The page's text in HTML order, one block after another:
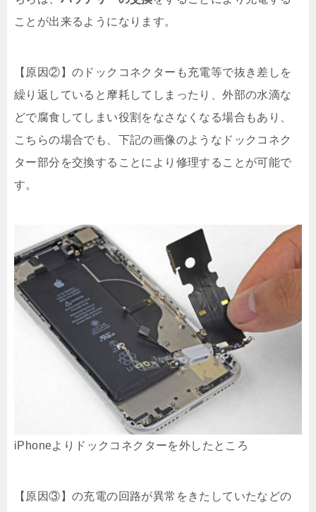
ことが出来るようになります。
【原因②】のドックコネクターも充電等で抜き差しを
繰り返していると摩耗してしまったり、外部の水滴な
どで腐食してしまい役割をなさなくなる場合もあり、
こちらの場合でも、下記の画像のようなドックコネク
ター部分を交換することにより修理することが可能で
す。
iPhoneよりドックコネクターを外したところ
【原因③】の充電の回路が異常をきたしていたなどの